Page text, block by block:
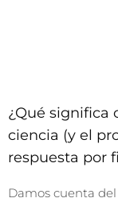
¿Qué significa
ciencia (y el
respuesta por
Damos cuenta